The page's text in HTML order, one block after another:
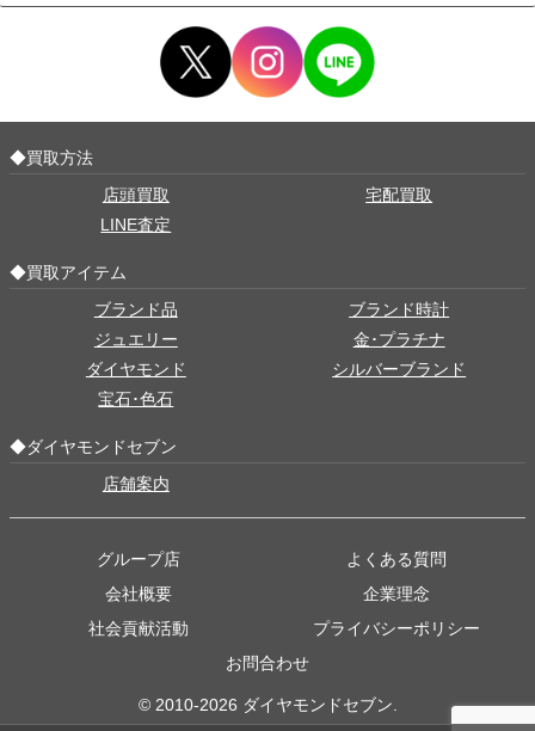
◆買取方法
店頭買取
宅配買取
LINE査定
◆買取アイテム
ブランド品
ブランド時計
ジュエリー
金･プラチナ
ダイヤモンド
シルバーブランド
宝石･色石
◆ダイヤモンドセブン
店舗案内
グループ店
よくある質問
会社概要
企業理念
社会貢献活動
プライバシーポリシー
お問合わせ
© 2010-2026 ダイヤモンドセブン.